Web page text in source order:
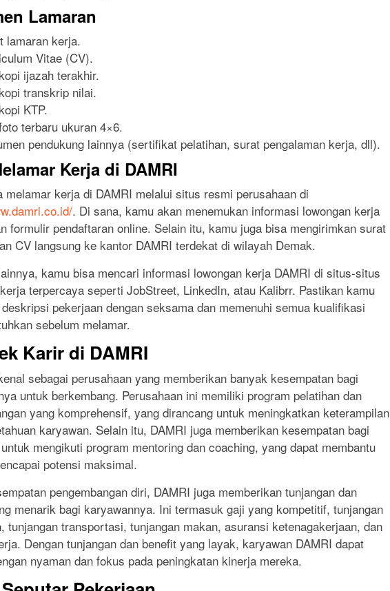
Lamaran
lamaran kerja.
Vitae (CV).
ijazah terakhir.
transkrip nilai.
KTP.
terbaru ukuran 4×6.
pendukung lainnya (sertifikat pelatihan, surat pengalaman kerja, dll).
Kerja di DAMRI
melamar kerja di DAMRI melalui situs resmi perusahaan di
. Di sana, kamu akan menemukan informasi lowongan kerja
formulir pendaftaran online. Selain itu, kamu juga bisa mengirimkan surat
CV langsung ke kantor DAMRI terdekat di wilayah Demak.
kamu bisa mencari informasi lowongan kerja DAMRI di situs-situs
terpercaya seperti JobStreet, LinkedIn, atau Kalibrr. Pastikan kamu
pekerjaan dengan seksama dan memenuhi semua kualifikasi
sebelum melamar.
Karir di DAMRI
sebagai perusahaan yang memberikan banyak kesempatan bagi
untuk berkembang. Perusahaan ini memiliki program pelatihan dan
yang komprehensif, yang dirancang untuk meningkatkan keterampilan
karyawan. Selain itu, DAMRI juga memberikan kesempatan bagi
mengikuti program mentoring dan coaching, yang dapat membantu
potensi maksimal.
pengembangan diri, DAMRI juga memberikan tunjangan dan
menarik bagi karyawannya. Ini termasuk gaji yang kompetitif, tunjangan
tunjangan transportasi, tunjangan makan, asuransi ketenagakerjaan, dan
Dengan tunjangan dan benefit yang layak, karyawan DAMRI dapat
nyaman dan fokus pada peningkatan kinerja mereka.